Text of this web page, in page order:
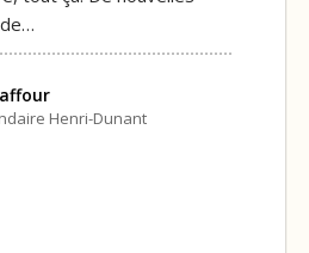
Henri-Dunant